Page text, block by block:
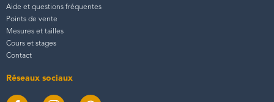
Aide et questions fréquentes
Points de vente
Mesures et tailles
Cours et stages
Contact
Réseaux sociaux